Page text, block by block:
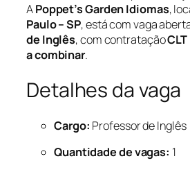
APoppet’s Garden Idiomas,
Paulo – SP, está com vaga
de Inglês, com contratação
a combinar.
Detalhes da vaga
Cargo: Professor de Inglês
Quantidade de vagas: 1